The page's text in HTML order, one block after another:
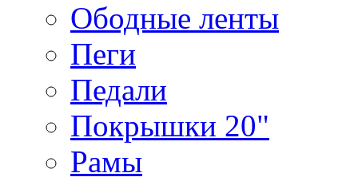
Ободные ленты
Пеги
Педали
Покрышки 20"
Рамы